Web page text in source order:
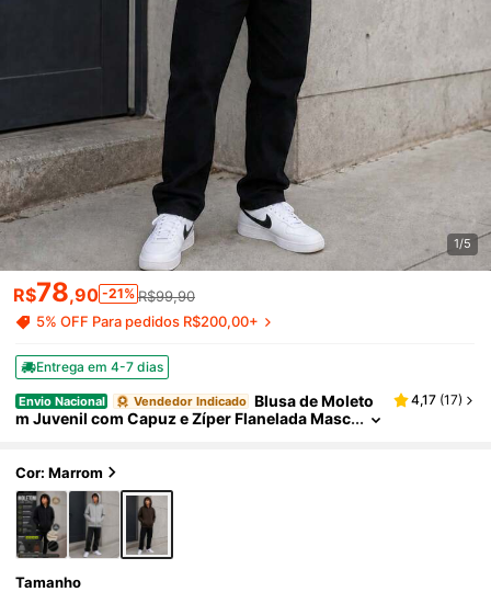
1/5
R$78,90 -21% R$99,90
5% OFF Para pedidos R$200,00+
Entrega em 4-7 dias
Envio Nacional Vendedor Indicado Blusa de Moleto
m Juvenil com Capuz e Zíper Flanelada Masc
4,17 (17)
Cor: Marrom
Tamanho